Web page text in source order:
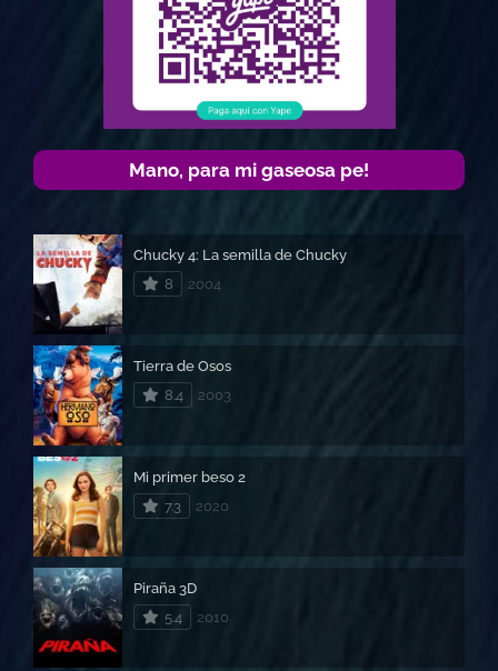
Mano, para mi gaseosa pe!
Chucky 4: La semilla de Chucky
8
2004
Tierra de Osos
8.4
2003
Mi primer beso 2
7.3
2020
Piraña 3D
5.4
2010